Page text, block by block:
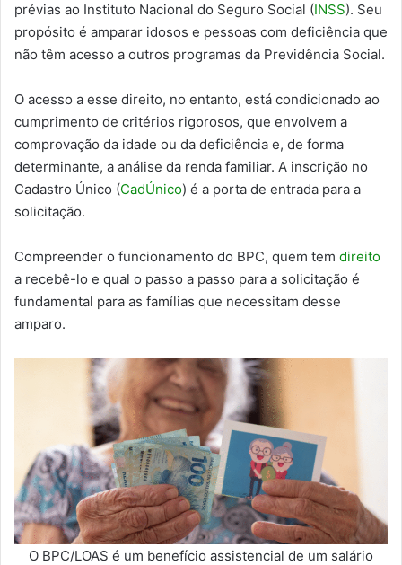
prévias ao Instituto Nacional do Seguro Social (INSS). Seu
propósito é amparar idosos e pessoas com deficiência que
não têm acesso a outros programas da Previdência Social.
O acesso a esse direito, no entanto, está condicionado ao
cumprimento de critérios rigorosos, que envolvem a
comprovação da idade ou da deficiência e, de forma
determinante, a análise da renda familiar. A inscrição no
Cadastro Único (CadÚnico) é a porta de entrada para a
solicitação.
Compreender o funcionamento do BPC, quem tem direito
a recebê-lo e qual o passo a passo para a solicitação é
fundamental para as famílias que necessitam desse
amparo.
O BPC/LOAS é um benefício assistencial de um salário